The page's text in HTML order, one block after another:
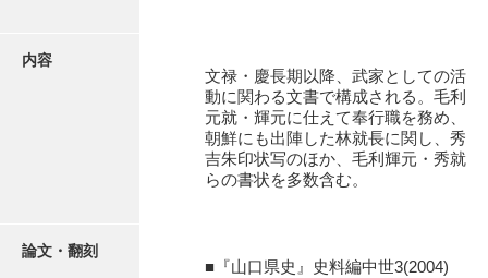
阿武家文書（美祢市）
阿武家文書(美祢市２)
阿武孝太郎文書
内容
文禄・慶長期以降、武家としての活
動に関わる文書で構成される。毛利
元就・輝元に仕えて奉行職を務め、
朝鮮にも出陣した林就長に関し、秀
吉朱印状写のほか、毛利輝元・秀就
らの書状を多数含む。
論文・翻刻
■『山口県史』史料編中世3(2004)